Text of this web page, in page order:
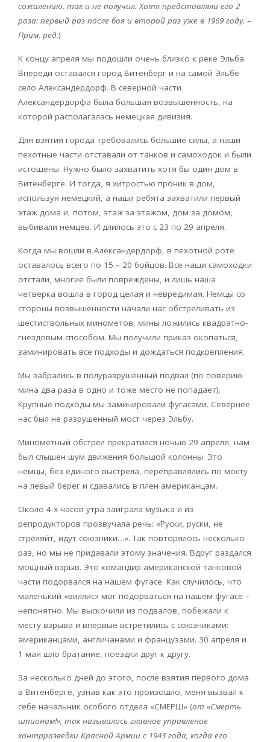
сожалению, так и не получил. Хотя представляли его 2
раза: первый раз после боя и второй раз уже в 1969 году. –
Прим. ред.)
К концу апреля мы подошли очень близко к реке Эльба.
Впереди оставался город Витенберг и на самой Эльбе
село Александердорф. В северной части
Александердорфа была большая возвышенность, на
которой располагалась немецкая дивизия.
Для взятия города требовались большие силы, а наши
пехотные части отставали от танков и самоходок и были
истощены. Нужно было захватить хотя бы один дом в
Витенберге. И тогда, я хитростью проник в дом,
используя немецкий, а наши ребята захватили первый
этаж дома и, потом, этаж за этажом, дом за домом,
выбивали немцев. И длилось это с 23 по 29 апреля.
Когда мы вошли в Александердорф, в пехотной роте
оставалось всего по 15 – 20 бойцов. Все наши самоходки
отстали, многие были повреждены, и лишь наша
четверка вошла в город целая и невредимая. Немцы со
стороны возвышенности начали нас обстреливать из
шестиствольных минометов, мины ложились квадратно-
гнездовым способом. Мы получили приказ окопаться,
заминировать все подходы и дождаться подкрепления.
Мы забрались в полуразрушенный подвал (по поверию
мина два раза в одно и тоже место не попадает).
Крупные подходы мы заминировали фугасами. Севернее
нас был не разрушенный мост через Эльбу.
Минометный обстрел прекратился ночью 29 апреля, нам
был слышен шум движения большой колонны. Это
немцы, без единого выстрела, переправлялись по мосту
на левый берег и сдавались в плен американцам.
Около 4-х часов утра заиграла музыка и из
репродукторов прозвучала речь: «Руски, руски, не
стреляйт, идут союзники…». Так повторялось несколько
раз, но мы не придавали этому значения. Вдруг раздался
мощный взрыв. Это командир американской танковой
части подорвался на нашем фугасе. Как случилось, что
маленький «виллис» мог подорваться на нашем фугасе –
непонятно. Мы выскочили из подвалов, побежали к
месту взрыва и впервые встретились с союзниками:
американцами, англичанами и французами. 30 апреля и
1 мая шло братание, поездки друг к другу.
За несколько дней до этого, после взятия первого дома
в Витенберге, узнав как это произошло, меня вызвал к
себе начальник особого отдела «СМЕРШ» (от «Смерть
шпионам!», так называлось главное управление
контрразведки Красной Армии с 1943 года, когда его